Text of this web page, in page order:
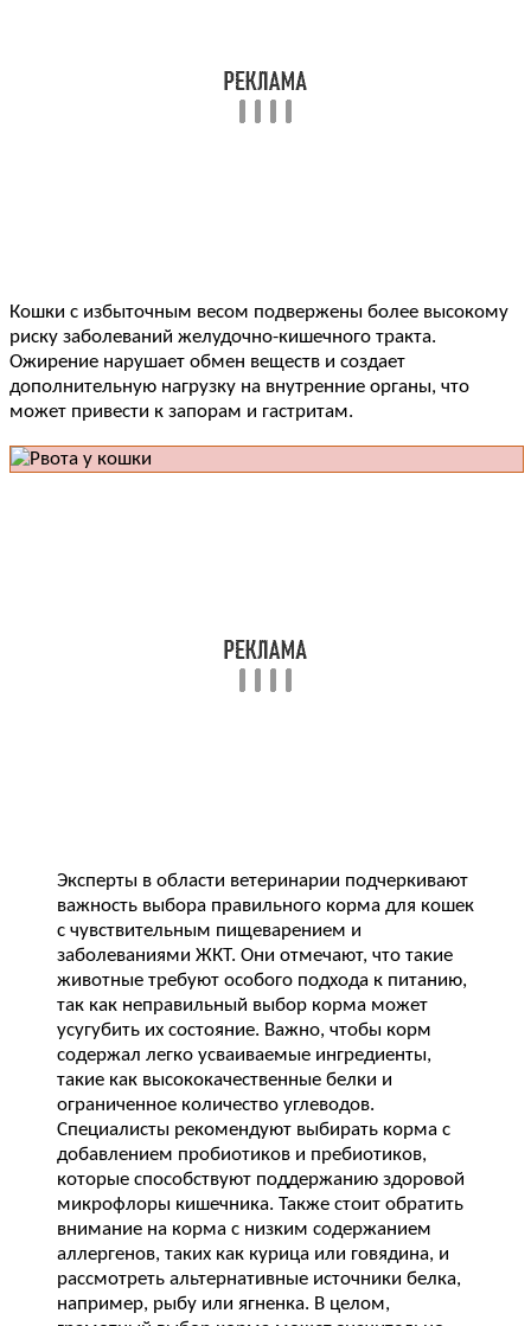
Кошки с избыточным весом подвержены более высокому
риску заболеваний желудочно-кишечного тракта.
Ожирение нарушает обмен веществ и создает
дополнительную нагрузку на внутренние органы, что
может привести к запорам и гастритам.
Эксперты в области ветеринарии подчеркивают
важность выбора правильного корма для кошек
с чувствительным пищеварением и
заболеваниями ЖКТ. Они отмечают, что такие
животные требуют особого подхода к питанию,
так как неправильный выбор корма может
усугубить их состояние. Важно, чтобы корм
содержал легко усваиваемые ингредиенты,
такие как высококачественные белки и
ограниченное количество углеводов.
Специалисты рекомендуют выбирать корма с
добавлением пробиотиков и пребиотиков,
которые способствуют поддержанию здоровой
микрофлоры кишечника. Также стоит обратить
внимание на корма с низким содержанием
аллергенов, таких как курица или говядина, и
рассмотреть альтернативные источники белка,
например, рыбу или ягненка. В целом,